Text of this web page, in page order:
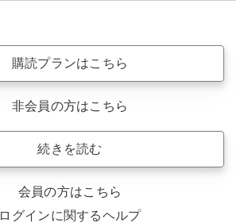
購読プランはこちら
非会員の方はこちら
続きを読む
会員の方はこちら
ログインに関するヘルプ